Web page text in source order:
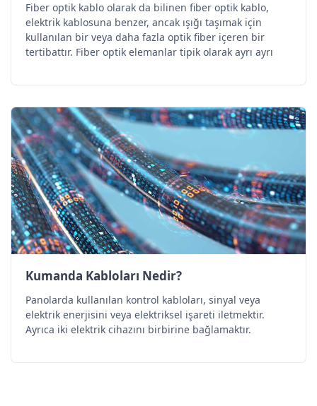
Fiber optik kablo olarak da bilinen fiber optik kablo,
elektrik kablosuna benzer, ancak ışığı taşımak için
kullanılan bir veya daha fazla optik fiber içeren bir
tertibattır. Fiber optik elemanlar tipik olarak ayrı ayrı
Kumanda Kabloları Nedir?
Panolarda kullanılan kontrol kabloları, sinyal veya
elektrik enerjisini veya elektriksel işareti iletmektir.
Ayrıca iki elektrik cihazını birbirine bağlamaktır.